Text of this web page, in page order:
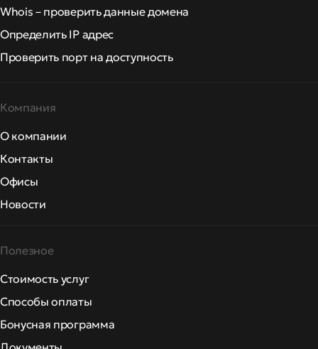
Whois – проверить данные домена
Определить IP адрес
Проверить порт на доступность
Компания
О компании
Контакты
Офисы
Новости
Полезное
Стоимость услуг
Способы оплаты
Бонусная программа